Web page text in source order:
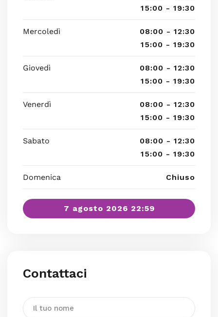
15:00 - 19:30
Mercoledì
08:00 - 12:30
15:00 - 19:30
Giovedì
08:00 - 12:30
15:00 - 19:30
Venerdì
08:00 - 12:30
15:00 - 19:30
Sabato
08:00 - 12:30
15:00 - 19:30
Domenica Chiuso
7 agosto 2026 22:59
Contattaci